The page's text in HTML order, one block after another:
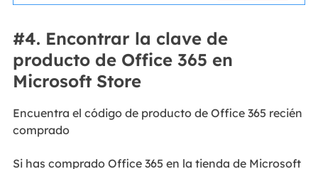
#4. Encontrar la clave de
producto de Office 365 en
Microsoft Store
Encuentra el código de producto de Office 365 recién
comprado
Si has comprado Office 365 en la tienda de Microsoft